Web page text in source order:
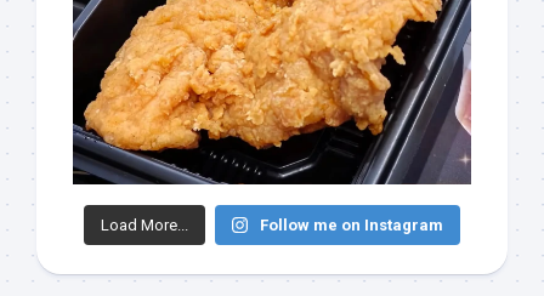
Load More... Follow me on Instagram